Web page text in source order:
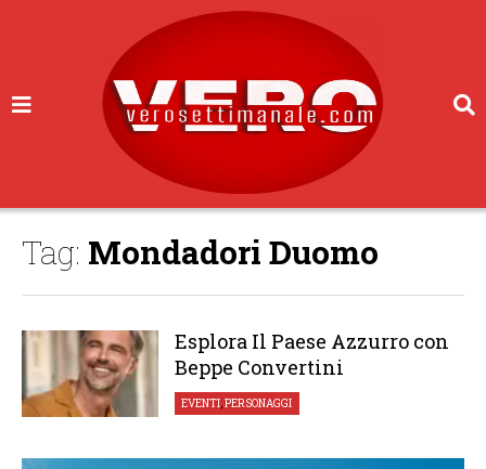
Tag: Mondadori Duomo
Esplora Il Paese Azzurro con
Beppe Convertini
EVENTI,PERSONAGGI